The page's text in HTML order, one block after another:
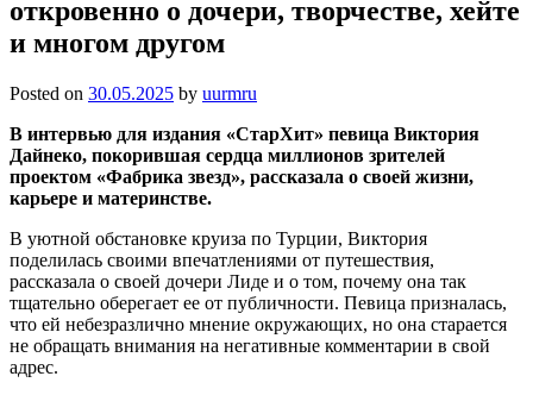
откровенно о дочери, творчестве, хейте
и многом другом
Posted on 30.05.2025 by uurmru
В интервью для издания «СтарХит» певица Виктория
Дайнеко, покорившая сердца миллионов зрителей
проектом «Фабрика звезд», рассказала о своей жизни,
карьере и материнстве.
В уютной обстановке круиза по Турции, Виктория
поделилась своими впечатлениями от путешествия,
рассказала о своей дочери Лиде и о том, почему она так
тщательно оберегает ее от публичности. Певица призналась,
что ей небезразлично мнение окружающих, но она старается
не обращать внимания на негативные комментарии в свой
адрес.